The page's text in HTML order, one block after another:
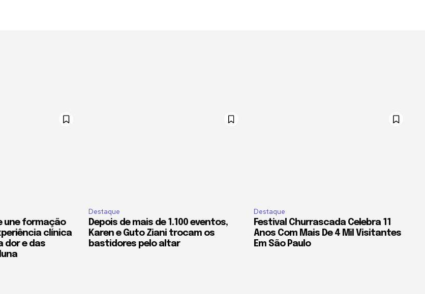
une formação
clínica
dor e das
Destaque
Depois de mais de 1.100 eventos,
Karen e Guto Ziani trocam os
bastidores pelo altar
Destaque
Festival Churrascada Celebra 11
Anos Com Mais De 4 Mil Visitantes
Em São Paulo